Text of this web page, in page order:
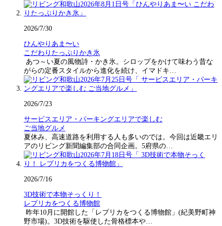
2026/7/30
ひんやりあま〜い
こだわりたっぷりかき氷
あつ～い夏の風物詩・かき氷。シロップをかけて味わう昔な
がらの定番スタイルから進化を続け、イマドキ…
2026/7/23
サービスエリア・パーキングエリアで楽しむ
ご当地グルメ
夏休み、高速道路を利用する人も多いのでは。今回は近畿エリ
アのリビング新聞編集部の合同企画。5府県の…
2026/7/16
3D技術で本物そっくり！
レプリカをつくる博物館
昨年10月に開館した「レプリカをつくる博物館」(紀美野町神
野市場)。3D技術を駆使した骨格標本や…